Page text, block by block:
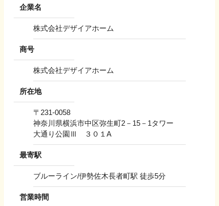
企業名
株式会社デザイアホーム
商号
株式会社デザイアホーム
所在地
〒 231-0058
神奈川県横浜市中区弥生町2－15－1タワー
大通り公園Ⅲ ３０１A
最寄駅
ブルーライン/伊勢佐木長者町駅 徒歩5分
営業時間